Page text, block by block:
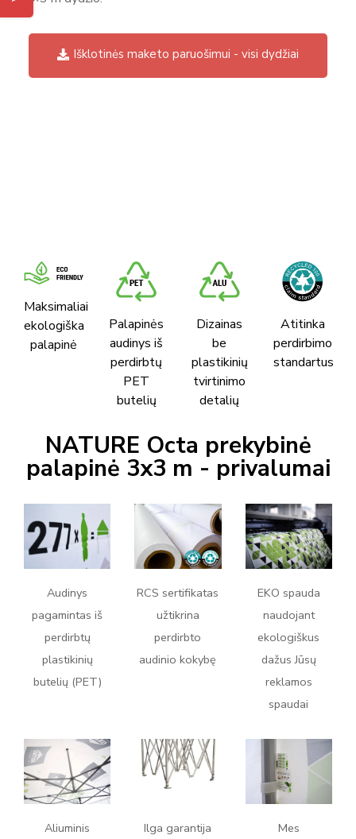
Išklotinės maketo paruošimui - visi dydžiai
Maksimaliai
ekologiška
palapinė
Palapinės
audinys iš
perdirbtų
PET
butelių
Dizainas
be
plastikinių
tvirtinimo
detalių
Atitinka
perdirbimo
standartus
NATURE Octa prekybinė
palapinė 3x3 m - privalumai
Audinys
pagamintas iš
perdirbtų
plastikinių
butelių (PET)
RCS sertifikatas
užtikrina
perdirbto
audinio kokybę
EKO spauda
naudojant
ekologiškus
dažus Jūsų
reklamos
spaudai
Aliuminis
Ilga garantija
Mes